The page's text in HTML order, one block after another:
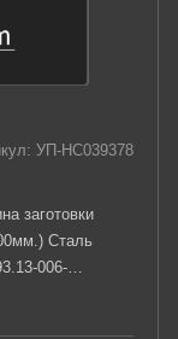
УП-НС039378
заготовки
Сталь
006-